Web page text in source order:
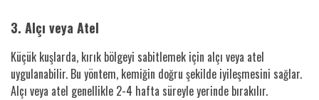
3. Alçı veya Atel
Küçük kuşlarda, kırık bölgeyi sabitlemek için alçı veya atel
uygulanabilir. Bu yöntem, kemiğin doğru şekilde iyileşmesini sağlar.
Alçı veya atel genellikle 2-4 hafta süreyle yerinde bırakılır.